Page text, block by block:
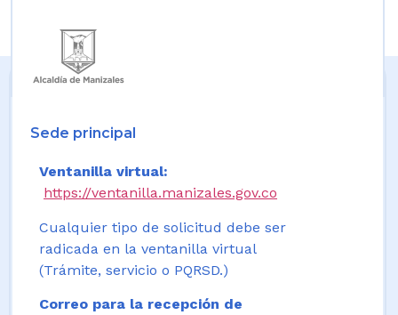
Sede principal
Ventanilla virtual:
https://ventanilla.manizales.gov.co
Cualquier tipo de solicitud debe ser
radicada en la ventanilla virtual
(Trámite, servicio o PQRSD.)
Correo para la recepción de